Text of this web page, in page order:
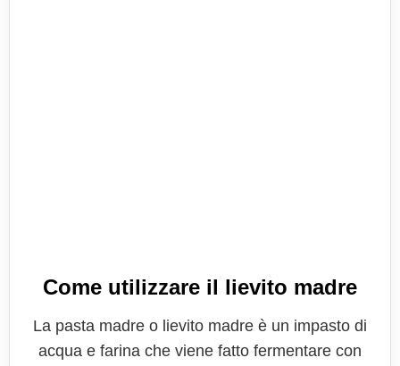
Come utilizzare il lievito madre
La pasta madre o lievito madre è un impasto di
acqua e farina che viene fatto fermentare con